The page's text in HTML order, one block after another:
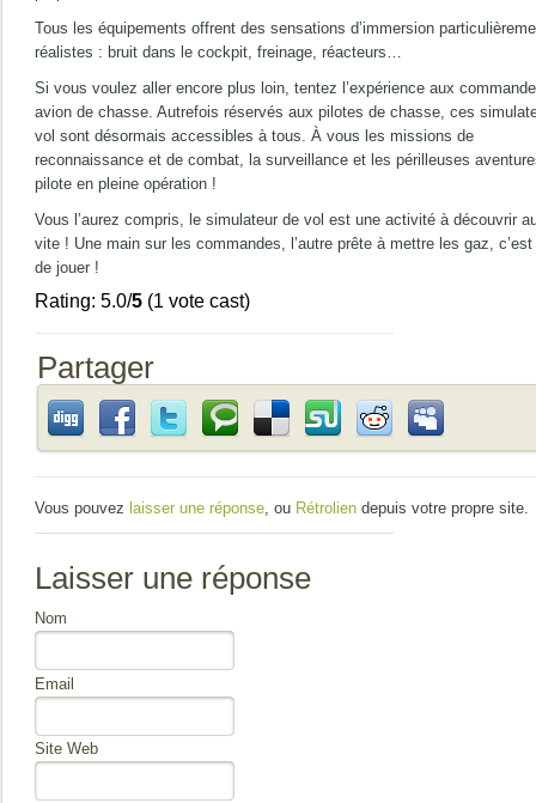
Tous les équipements offrent des sensations d’immersion
réalistes : bruit dans le cockpit, freinage, réacteurs…
Si vous voulez aller encore plus loin, tentez l’expérience aux
avion de chasse. Autrefois réservés aux pilotes de chasse, ces
vol sont désormais accessibles à tous. À vous les missions de
reconnaissance et de combat, la surveillance et les périlleuses
pilote en pleine opération !
Vous l’aurez compris, le simulateur de vol est une activité à découvrir
vite ! Une main sur les commandes, l’autre prête à mettre les gaz,
de jouer !
Rating: 5.0/5 (1 vote cast)
Partager
Vous pouvez laisser une réponse, ou Rétrolien depuis votre propre site.
Laisser une réponse
Nom
Email
Site Web